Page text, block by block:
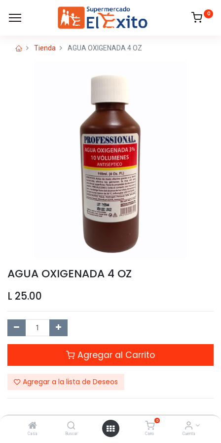
Casa Buscar
0
Carro Cuenta
0
Tienda AGUA OXIGENADA 4 OZ
AGUA OXIGENADA 4 OZ
L 25.00
Agregar al Carrito
Agregar a la lista de Deseos
Compartir este Producto: